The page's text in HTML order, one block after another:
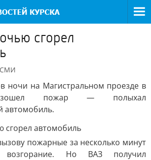
сгорел
СМИ
ночи на Магистральном проезде в
пожар — полыхал
автомобиль.
пожарные за несколько минут
возгорание. Но ВАЗ получил